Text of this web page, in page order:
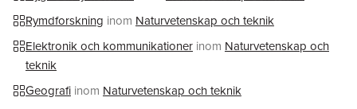
Rymdforskning inom Naturvetenskap och teknik
Elektronik och kommunikationer inom Naturvetenskap och
teknik
Geografi inom Naturvetenskap och teknik